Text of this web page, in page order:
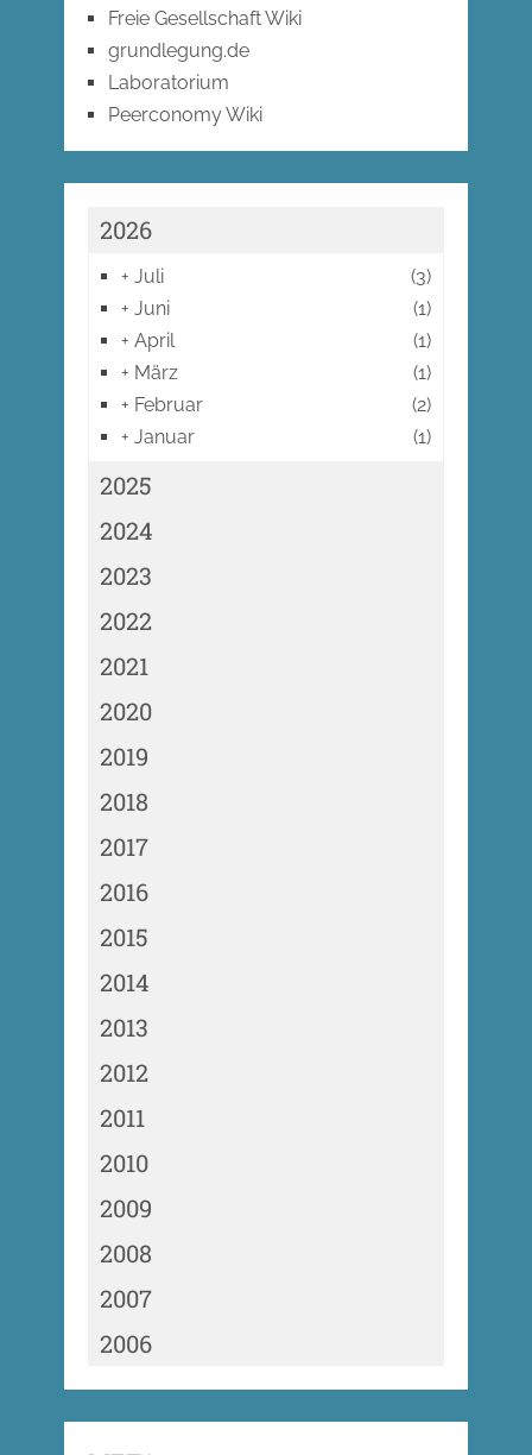
Freie Gesellschaft Wiki
grundlegung.de
Laboratorium
Peerconomy Wiki
2026
+ Juli
(3)
+ Juni
(1)
+ April
(1)
+ März
(1)
+ Februar
(2)
+ Januar (1)
2025
2024
2023
2022
2021
2020
2019
2018
2017
2016
2015
2014
2013
2012
2011
2010
2009
2008
2007
2006